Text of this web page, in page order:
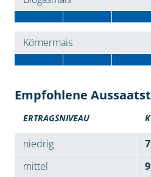
Körnermais
Empfohlene
ERTRAGSNIVEAU
niedrig
mittel